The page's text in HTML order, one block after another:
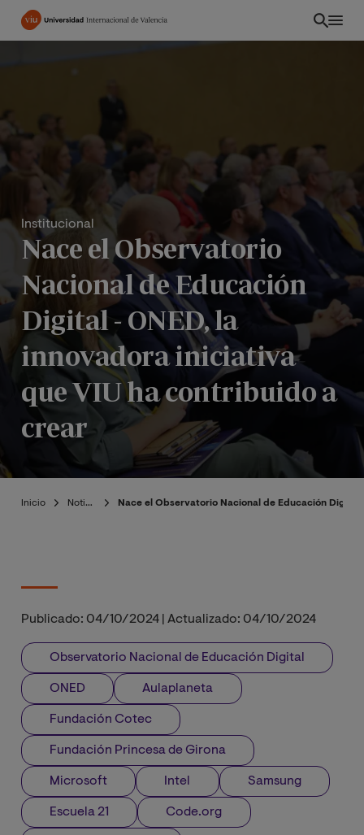
Pasar
Institucional
Nace el Observatorio
Nacional de Educación
Digital - ONED, la
innovadora iniciativa
que VIU ha contribuido a
crear
Inicio Noticias Nace el Observatorio Nacional de Educación
Publicado: 04/10/2024 Actualizado: 04/10/2024
Observatorio Nacional de Educación Digital
ONED Aulaplaneta
Fundación Cotec
Fundación Princesa de Girona
Microsoft Intel Samsung
Escuela 21 Code.org